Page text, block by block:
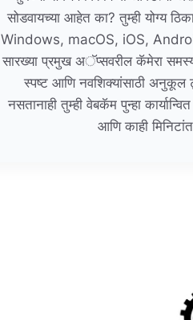
सोडवायच्या आहेत का? तुम्ही योग्य
Windows, macOS, iOS,
सारख्या प्रमुख अॅप्सवरील कॅमेरा समस्या
स्पष्ट आणि नवशिक्यांसाठी अनुकूल
नसतानाही तुम्ही वेबकॅम पुन्हा
आणि काही